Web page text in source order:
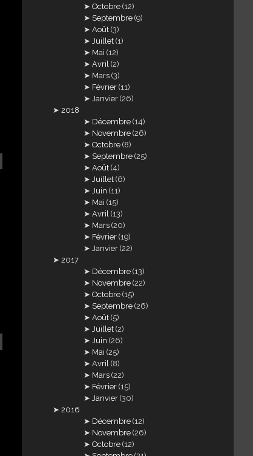
Octobre (12)
Septembre (9)
Août (3)
Juillet (1)
Mai (12)
Avril (2)
Mars (3)
Février (11)
Janvier (26)
2018
Décembre (14)
Novembre (26)
Octobre (8)
Septembre (25)
Août (4)
Juillet (6)
Juin (11)
Mai (15)
Avril (13)
Mars (20)
Février (19)
Janvier (22)
2017
Décembre (13)
Novembre (22)
Octobre (15)
Septembre (26)
Août (5)
Juillet (2)
Juin (26)
Mai (25)
Avril (8)
Mars (22)
Février (15)
Janvier (30)
2016
Décembre (12)
Novembre (26)
Octobre (12)